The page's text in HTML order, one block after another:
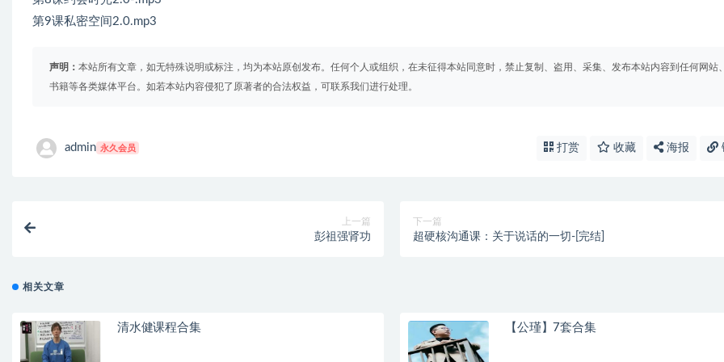
第9课私密空间2.0.mp3
声明： 本站所有文章，如无特殊说明或标注，均为本站原创发布。任何个人或组织，在未征得本站同意时，禁止复制、盗用、采集、发布本站内容到任何网站
书籍等各类媒体平台。如若本站内容侵犯了原著者的合法权益，可联系我们进行处理。
admin 永久会员 打赏 收藏 海报
上一篇
彭祖强肾功
下一篇
超硬核沟通课：关于说话的一切-[完结]
相关文章
清水健课程合集 【公瑾】7套合集